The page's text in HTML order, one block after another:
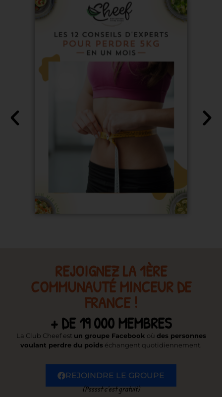
REJOIGNEZ LA 1ÈRE
COMMUNAUTÉ MINCEUR DE
FRANCE !
+ DE 19 000 MEMBRES
La Club Cheef est un groupe Facebook où des personnes
voulant perdre du poids échangent quotidiennement.
REJOINDRE LE GROUPE
(Psssst c’est gratuit)